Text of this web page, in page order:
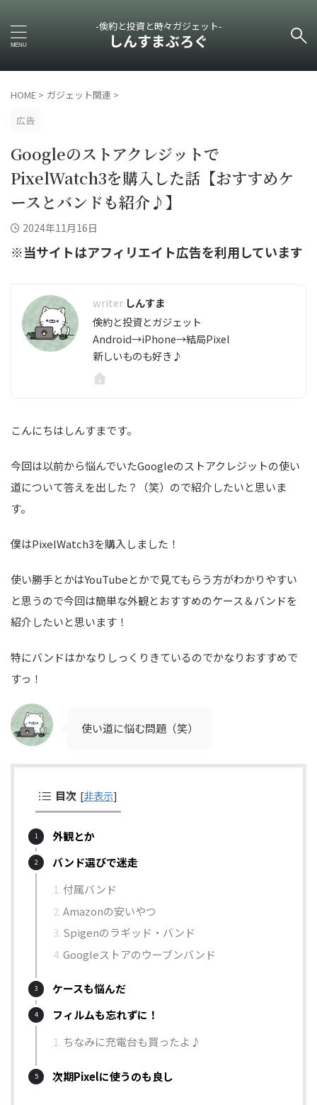
-倹約と投資と時々ガジェット-
しんすまぶろぐ
HOME > ガジェット関連 >
広告
Googleのストアクレジットで
PixelWatch3を購入した話【おすすめケ
ースとバンドも紹介♪】
2024年11月16日
※当サイトはアフィリエイト広告を利用しています
しんすま
倹約と投資とガジェット
Android→iPhone→結局Pixel
新しいものも好き♪
こんにちはしんすまです。
今回は以前から悩んでいたGoogleのストアクレジットの使い
道について答えを出した？（笑）ので紹介したいと思いま
す。
僕はPixelWatch3を購入しました！
使い勝手とかはYouTubeとかで見てもらう方がわかりやすい
と思うので今回は簡単な外観とおすすめのケース＆バンドを
紹介したいと思います！
特にバンドはかなりしっくりきているのでかなりおすすめで
すっ！
使い道に悩む問題（笑）
目次 [非表示]
外観とか
バンド選びで迷走
付属バンド
Amazonの安いやつ
Spigenのラギッド・バンド
Googleストアのウーブンバンド
ケースも悩んだ
フィルムも忘れずに！
ちなみに充電台も買ったよ♪
次期Pixelに使うのも良し